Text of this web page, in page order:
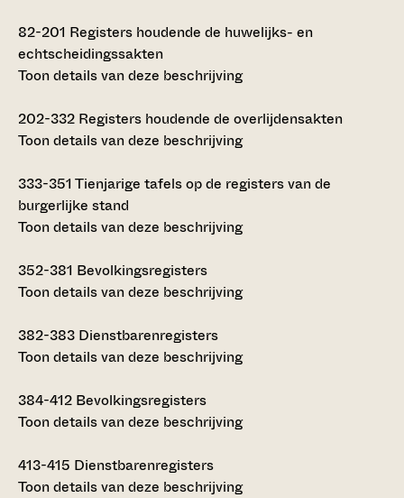
82-201 Registers houdende de huwelijks- en
echtscheidingssakten
Toon details van deze beschrijving
202-332 Registers houdende de overlijdensakten
Toon details van deze beschrijving
333-351 Tienjarige tafels op de registers van de
burgerlijke stand
Toon details van deze beschrijving
352-381 Bevolkingsregisters
Toon details van deze beschrijving
382-383 Dienstbarenregisters
Toon details van deze beschrijving
384-412 Bevolkingsregisters
Toon details van deze beschrijving
413-415 Dienstbarenregisters
Toon details van deze beschrijving